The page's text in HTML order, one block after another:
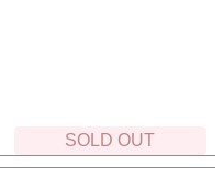
SOLD OUT